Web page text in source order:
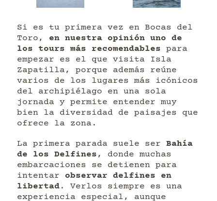
Si es tu primera vez en Bocas del
Toro, en nuestra opinión uno de
los tours más recomendables para
empezar es el que visita Isla
Zapatilla, porque además reúne
varios de los lugares más icónicos
del archipiélago en una sola
jornada y permite entender muy
bien la diversidad de paisajes que
ofrece la zona.
La primera parada suele ser Bahía
de los Delfines , donde muchas
embarcaciones se detienen para
intentar observar delfines en
libertad . Verlos siempre es una
experiencia especial, aunque